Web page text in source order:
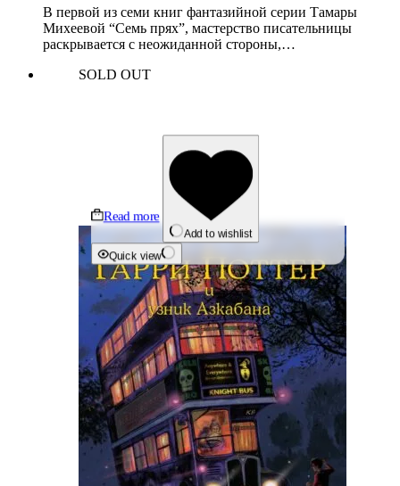
В первой из семи книг фантазийной серии Тамары
Михеевой “Семь прях”, мастерство писательницы
раскрывается с неожиданной стороны,…
SOLD OUT
Read more
Add to wishlist
Quick view